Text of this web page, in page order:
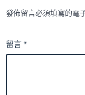
發佈留言必須填寫的電
留言*